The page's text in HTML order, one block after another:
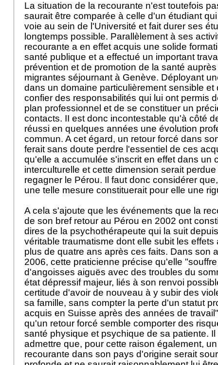
La situation de la recourante n'est toutefois
saurait être comparée à celle d'un étudiant
voie au sein de l'Université et fait durer ses
longtemps possible. Parallèlement à ses
recourante a en effet acquis une solide
santé publique et a effectué un important
prévention et de promotion de la santé
migrantes séjournant à Genève. Déployant
dans un domaine particulièrement sensible et
confier des responsabilités qui lui ont permis
plan professionnel et de se constituer un
contacts. II est donc incontestable qu'à côté
réussi en quelques années une évolution
commun. A cet égard, un retour forcé dans
ferait sans doute perdre l'essentiel de ces
qu'elle a accumulée s'inscrit en effet dans un
interculturelle et cette dimension serait
regagner le Pérou. Il faut donc considérer
une telle mesure constituerait pour elle une
A cela s'ajoute que les événements que la
de son bref retour au Pérou en 2002 ont
dires de la psychothérapeute qui la suit
véritable traumatisme dont elle subit les
plus de quatre ans après ces faits. Dans son
2006, cette praticienne précise qu'elle
d'angoisses aiguës avec des troubles du
état dépressif majeur, liés à son renvoi
certitude d'avoir de nouveau à y subir des
sa famille, sans compter la perte d'un statut
acquis en Suisse après des années de
qu'un retour forcé semble comporter des
santé physique et psychique de sa patiente.
admettre que, pour cette raison également,
recourante dans son pays d'origine serait